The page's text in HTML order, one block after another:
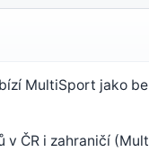
MultiSport jako
v ČR i zahraničí